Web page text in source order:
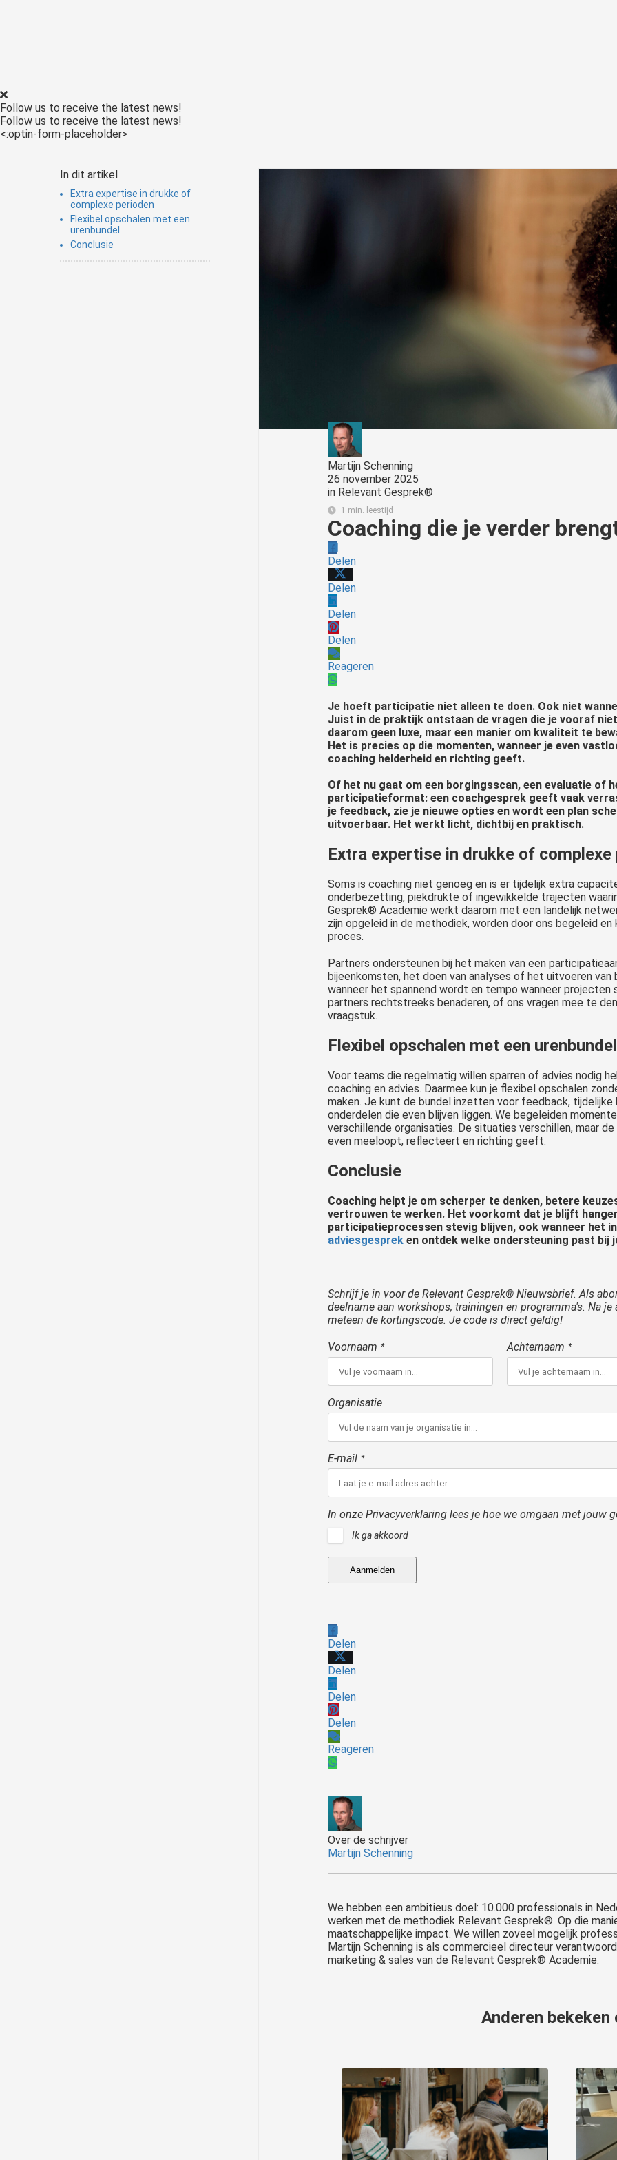
Follow us to receive the latest news!
Follow us to receive the latest news!
<:optin-form-placeholder>
In dit artikel
Extra expertise in drukke of
complexe perioden
Flexibel opschalen met een
urenbundel
Conclusie
Martijn Schenning
26 november 2025
in Relevant Gesprek®
1 min. leestijd
Coaching die je verder
Delen
Delen
Delen
Delen
Reageren
Je hoeft participatie niet alleen te doen. Ook niet
Juist in de praktijk ontstaan de vragen die je vooraf
daarom geen luxe, maar een manier om kwaliteit te
Het is precies op die momenten, wanneer je even
coaching helderheid en richting geeft.
Of het nu gaat om een borgingsscan, een evaluatie of
participatieformat: een coachgesprek geeft vaak
je feedback, zie je nieuwe opties en wordt een plan
uitvoerbaar. Het werkt licht, dichtbij en praktisch.
Extra expertise in drukke of complexe
Soms is coaching niet genoeg en is er tijdelijk extra
onderbezetting, piekdrukte of ingewikkelde trajecten
Gesprek® Academie werkt daarom met een landelijk
zijn opgeleid in de methodiek, worden door ons begeleid
proces.
Partners ondersteunen bij het maken van een
bijeenkomsten, het doen van analyses of het uitvoeren van
wanneer het spannend wordt en tempo wanneer
partners rechtstreeks benaderen, of ons vragen mee te
vraagstuk.
Flexibel opschalen met een urenbundel
Voor teams die regelmatig willen sparren of advies nodig
coaching en advies. Daarmee kun je flexibel opschalen
maken. Je kunt de bundel inzetten voor feedback,
onderdelen die even blijven liggen. We begeleiden
verschillende organisaties. De situaties verschillen, maar
even meeloopt, reflecteert en richting geeft.
Conclusie
Coaching helpt je om scherper te denken, betere
vertrouwen te werken. Het voorkomt dat je blijft
participatieprocessen stevig blijven, ook wanneer het
adviesgesprek en ontdek welke ondersteuning past bij
Schrijf je in voor de Relevant Gesprek® Nieuwsbrief. Als
deelname aan workshops, trainingen en programma's. Na
meteen de kortingscode. Je code is direct geldig!
Voornaam * Achternaam *
Organisatie
E-mail *
In onze Privacyverklaring lees je hoe we omgaan met jouw
Ik ga akkoord
Aanmelden
Delen
Delen
Delen
Delen
Reageren
Over de schrijver
Martijn Schenning
We hebben een ambitieus doel: 10.000 professionals in
werken met de methodiek Relevant Gesprek®. Op die
maatschappelijke impact. We willen zoveel mogelijk
Martijn Schenning is als commercieel directeur
marketing & sales van de Relevant Gesprek® Academie.
Anderen bekeken